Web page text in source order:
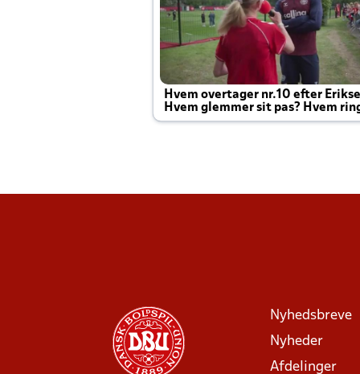
Hvem overtager nr.10 efter
Hvem glemmer sit pas? Hvem
Joachim altid til efter kampe?
Nyhedsbreve
Nyheder
Afdelinger